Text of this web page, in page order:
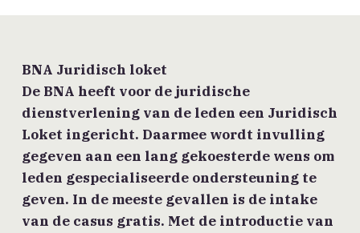
BNA Juridisch loket
De BNA heeft voor de juridische
dienstverlening van de leden een Juridisch
Loket ingericht. Daarmee wordt invulling
gegeven aan een lang gekoesterde wens om
leden gespecialiseerde ondersteuning te
geven. In de meeste gevallen is de intake
van de casus gratis. Met de introductie van